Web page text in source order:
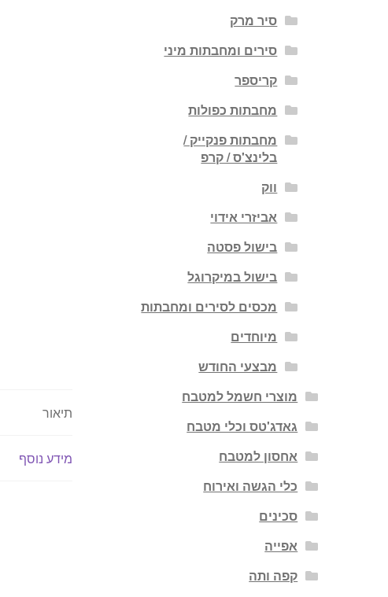
תיאור
מידע נוסף
סיר מרק
סירים ומחבתות מיני
קריספר
מחבתות כפולות
מחבתות פנקייק /
בלינצ'ס / קרפ
ווק
אביזרי אידוי
בישול פסטה
בישול במיקרוגל
מכסים לסירים ומחבתות
מיוחדים
מבצעי החודש
מוצרי חשמל למטבח
גאדג'טס וכלי מטבח
אחסון למטבח
כלי הגשה ואירוח
סכינים
אפייה
קפה ותה